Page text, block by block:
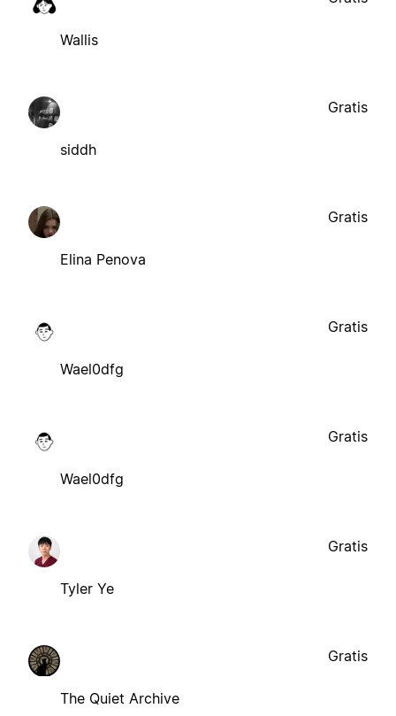
Wallis
siddh
Gratis
Elina Penova
Gratis
Wael0dfg
Gratis
Wael0dfg
Gratis
Tyler Ye
Gratis
The Quiet Archive
Gratis